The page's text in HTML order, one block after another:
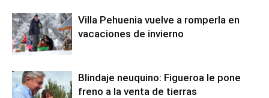
Villa Pehuenia vuelve a romperla en
vacaciones de invierno
Blindaje neuquino: Figueroa le pone
freno a la venta de tierras